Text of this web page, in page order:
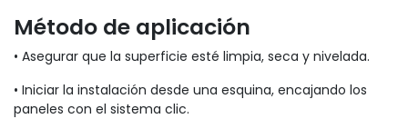
Método de aplicación
• Asegurar que la superficie esté limpia, seca y nivelada.
• Iniciar la instalación desde una esquina, encajando los
paneles con el sistema clic.